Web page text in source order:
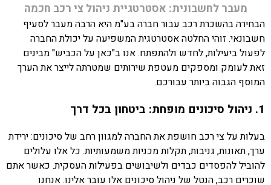
מעבר לחשבונית: אסטרטגיית ניהול צי רכב חכמה
הבחירה בהשכרת רכב עבור חברה בע"מ היא הרבה מעבר לסעיף
חשבונאי. זוהי החלטה אסטרטגית המשפיעה על יכולת החברה
לפעול ביעילות, לחדש ולהתפתח. אנו ב"כאן על הכביש" מבינים
זאת לעומק ומספקים מעטפת שירותים שמטרתה לייצר את הערך
המוסף הגבוה ביותר עבורכם.
1. ניהול סיכונים מופחת: ביטחון בכל דרך
בעלות על צי רכב חושפת את החברה למגוון רחב של סיכונים: ירידת
ערך, תאונות, גניבות, תקלות מכניות משמעותיות. כל אלו עלולים
להוביל להפסדים כבדים ולשיבושים בפעילות העסקית. כאשר אתם
שוכרים רכב, הנטל של ניהול סיכונים אלו עובר אלינו. אנחנו